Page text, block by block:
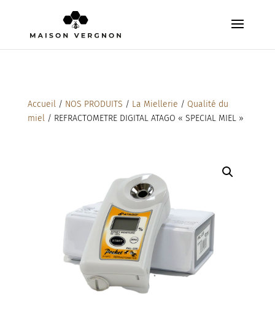
Accueil/ NOS PRODUITS / La Miellerie / Qualité du
miel/ REFRACTOMETRE DIGITAL ATAGO « SPECIAL MIEL »